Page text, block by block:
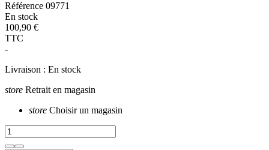
Référence 09771
En stock
100,90 €
TTC
-
Livraison : En stock
store Retrait en magasin
store Choisir un magasin